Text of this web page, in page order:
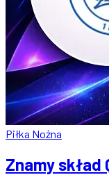
Piłka Nożna
Znamy skład